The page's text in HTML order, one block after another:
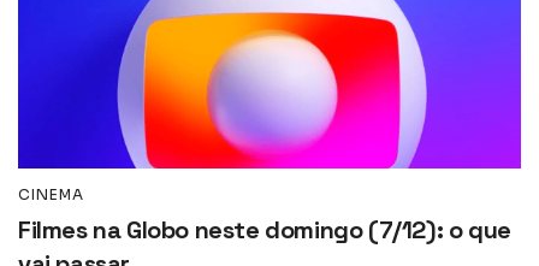
CINEMA
Filmes na Globo neste domingo (7/12): o que